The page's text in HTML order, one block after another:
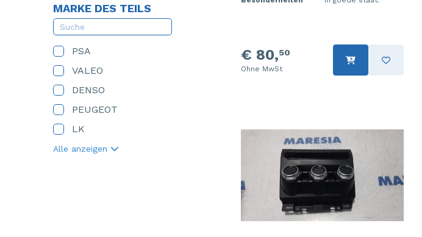
MARKE DES TEILS
PSA
VALEO
DENSO
PEUGEOT
LK
Alle anzeigen
€ 80,50
Ohne MwSt